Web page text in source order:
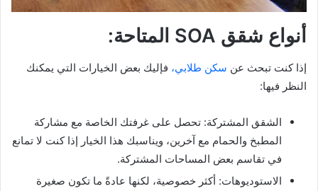
أنواع شقق SOA المتاحة:
إذا كنت تبحث عن سكن طلابي، فإليك بعض الخيارات التي يمكنك
النظر فيها:
الشقق المشتركة: تحصل على غرفتك الخاصة مع مشاركة
المطبخ والحمام مع آخرين، ويناسبك هذا الخيار إذا كنت لا تمانع
في تقاسم بعض المساحات المشتركة.
الاستوديوهات: أكثر خصوصية، لكنها عادةً ما تكون صغيرة